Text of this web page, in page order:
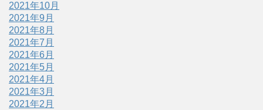
2021年10月
2021年9月
2021年8月
2021年7月
2021年6月
2021年5月
2021年4月
2021年3月
2021年2月